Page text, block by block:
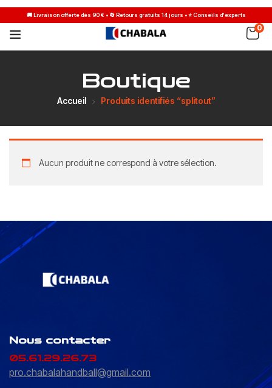
0
Boutique
Accueil Produits identifiés “splitout”
Aucun produit ne correspond à votre sélection.
Nous contacter
05.61.29.26.73
pro.chabalahandball@gmail.com